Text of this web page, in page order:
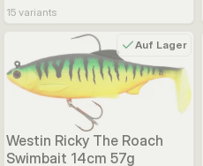
15 variants
Auf Lager
Westin Ricky The Roach
Swimbait 14cm 57g